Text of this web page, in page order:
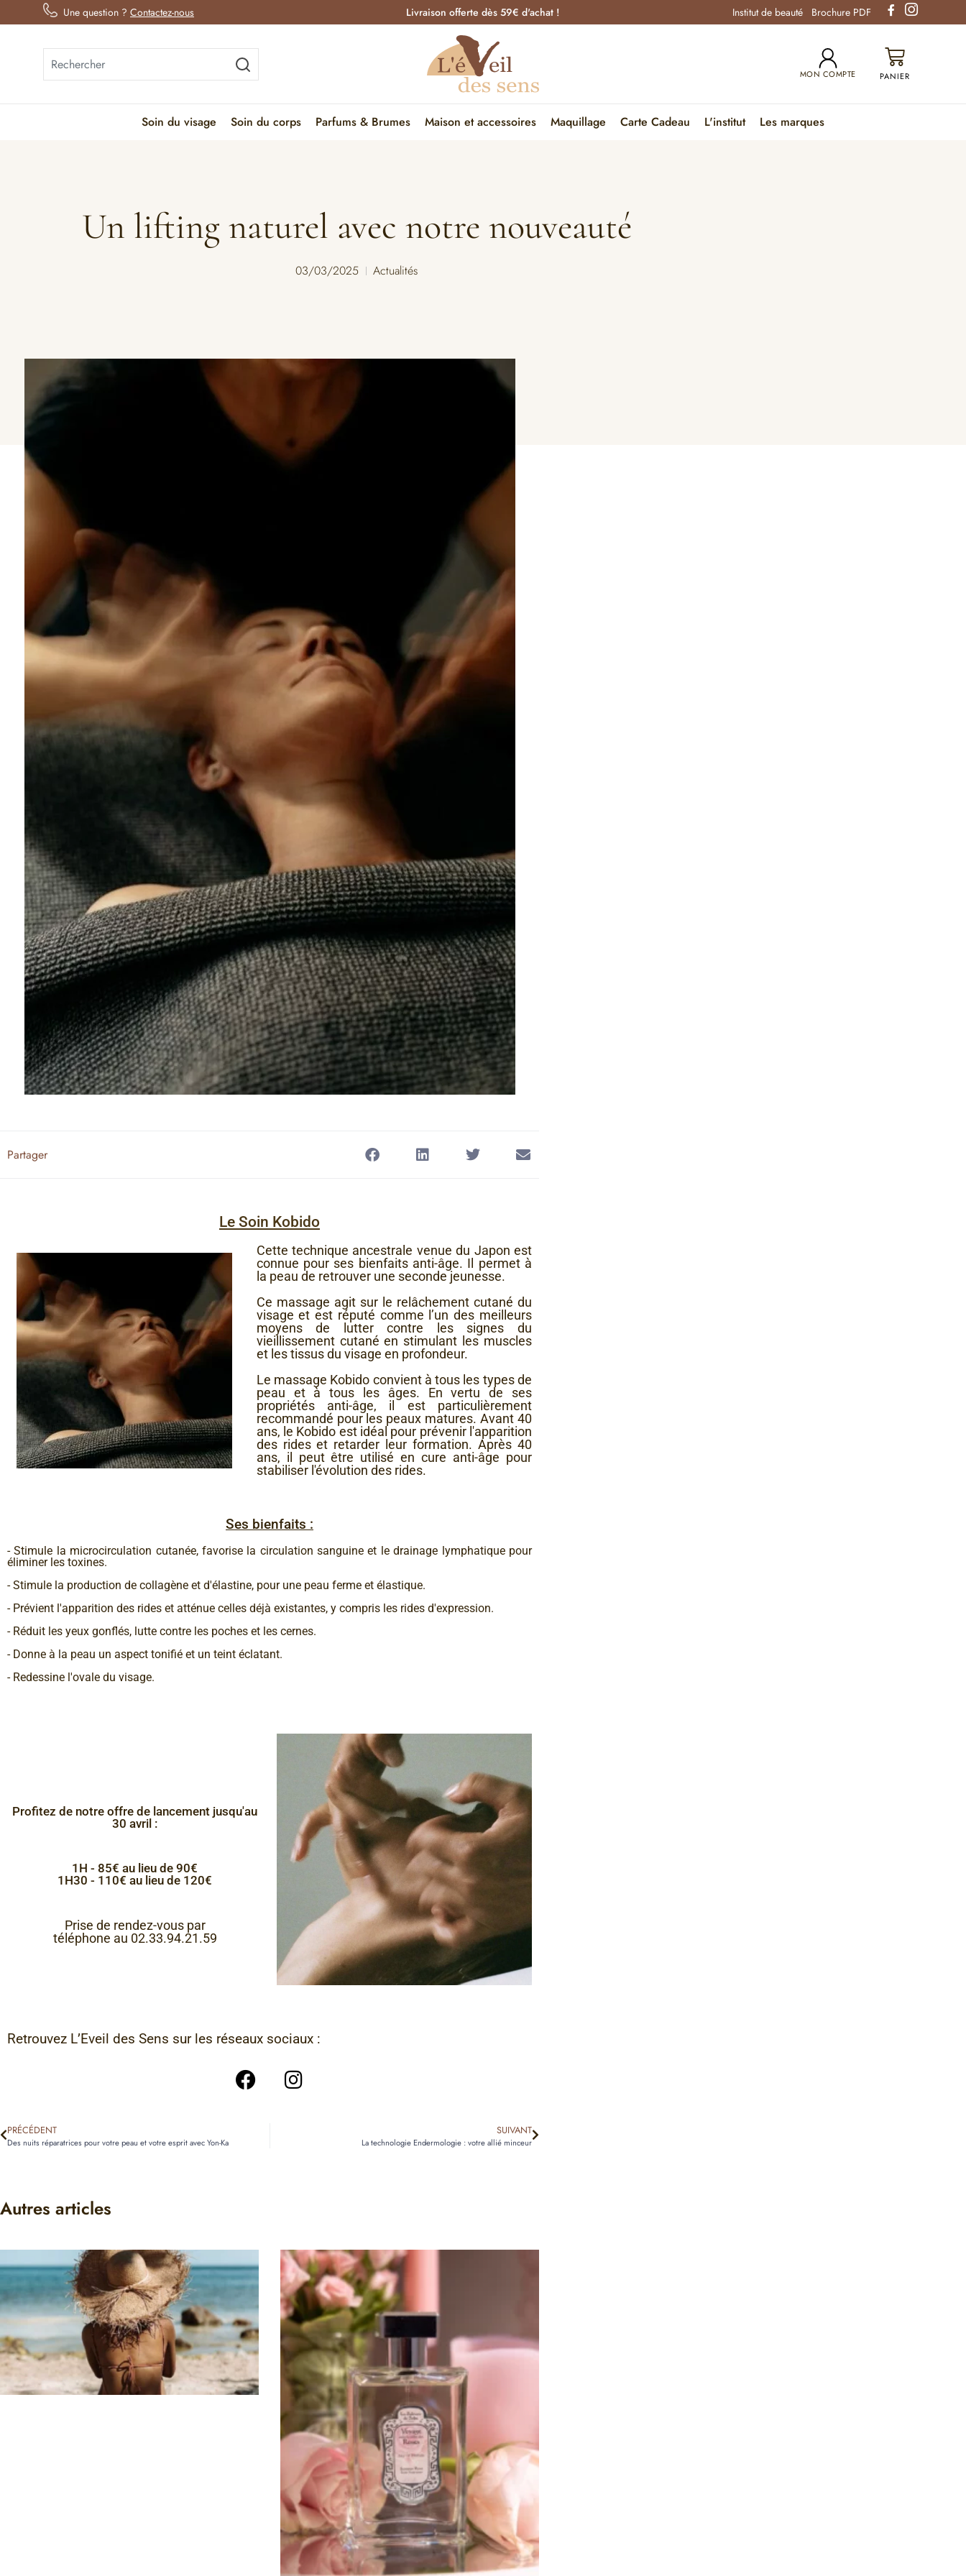
Une question ? Contactez-nous Livraison offerte dès 59€ d'achat ! Institut de beauté Brochure PDF
MON COMPTE
Soin du visage Soin du corps Parfums & Brumes Maison et accessoires Maquillage Carte Cadeau L'institut Les marques
Un lifting naturel avec notre nouveauté
03/03/2025 Actualités
Partager
Le Soin Kobido
Cette technique ancestrale venue du Japon est
connue pour ses bienfaits anti-âge. Il permet à
la peau de retrouver une seconde jeunesse.
Ce massage agit sur le relâchement cutané du
visage et est réputé comme l’un des meilleurs
moyens de lutter contre les signes du
vieillissement cutané en stimulant les muscles
et les tissus du visage en profondeur.
Le massage Kobido convient à tous les types de
peau et à tous les âges. En vertu de ses
propriétés anti-âge, il est particulièrement
recommandé pour les peaux matures. Avant 40
ans, le Kobido est idéal pour prévenir l'apparition
des rides et retarder leur formation. Après 40
ans, il peut être utilisé en cure anti-âge pour
stabiliser l'évolution des rides.
Ses bienfaits :
- Stimule la microcirculation cutanée, favorise la circulation sanguine et le drainage lymphatique pour
éliminer les toxines.
- Stimule la production de collagène et d'élastine, pour une peau ferme et élastique.
- Prévient l'apparition des rides et atténue celles déjà existantes, y compris les rides d'expression.
- Réduit les yeux gonflés, lutte contre les poches et les cernes.
- Donne à la peau un aspect tonifié et un teint éclatant.
- Redessine l'ovale du visage.
Profitez de notre offre de lancement jusqu'au
30 avril :
1H - 85€ au lieu de 90€
1H30 - 110€ au lieu de 120€
Prise de rendez-vous par
téléphone au 02.33.94.21.59
Retrouvez L’Eveil des Sens sur les réseaux sociaux :
PRÉCÉDENT
Des nuits réparatrices pour votre peau et votre esprit avec Yon-Ka
SUIVANT
La technologie Endermologie : votre allié minceur
Autres articles